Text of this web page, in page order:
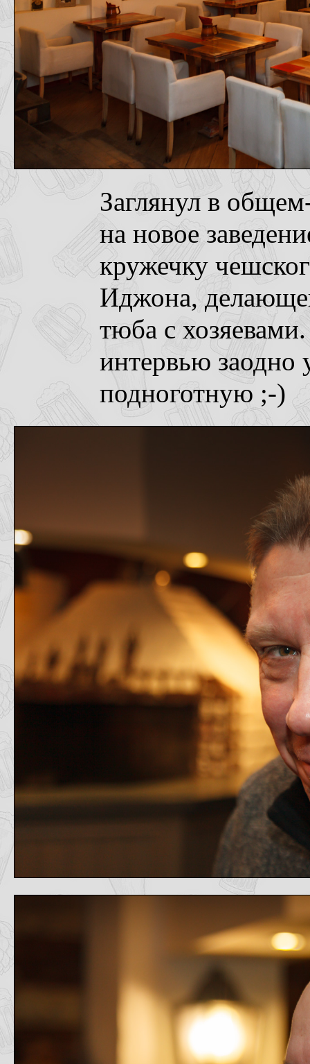
Заглянул в
на новое
кружечку
Иджона,
тюба с
интервью заодно
подноготную ;-)